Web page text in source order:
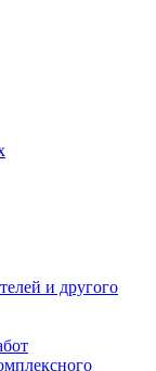
и другого